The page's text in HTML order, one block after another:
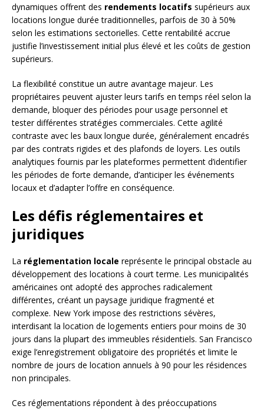
dynamiques offrent des rendements locatifs supérieurs aux
locations longue durée traditionnelles, parfois de 30 à 50%
selon les estimations sectorielles. Cette rentabilité accrue
justifie l’investissement initial plus élevé et les coûts de gestion
supérieurs.
La flexibilité constitue un autre avantage majeur. Les
propriétaires peuvent ajuster leurs tarifs en temps réel selon la
demande, bloquer des périodes pour usage personnel et
tester différentes stratégies commerciales. Cette agilité
contraste avec les baux longue durée, généralement encadrés
par des contrats rigides et des plafonds de loyers. Les outils
analytiques fournis par les plateformes permettent d’identifier
les périodes de forte demande, d’anticiper les événements
locaux et d’adapter l’offre en conséquence.
Les défis réglementaires et
juridiques
La réglementation locale représente le principal obstacle au
développement des locations à court terme. Les municipalités
américaines ont adopté des approches radicalement
différentes, créant un paysage juridique fragmenté et
complexe. New York impose des restrictions sévères,
interdisant la location de logements entiers pour moins de 30
jours dans la plupart des immeubles résidentiels. San Francisco
exige l’enregistrement obligatoire des propriétés et limite le
nombre de jours de location annuels à 90 pour les résidences
non principales.
Ces réglementations répondent à des préoccupations